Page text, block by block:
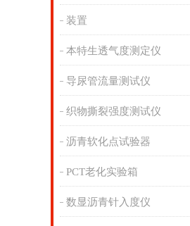
装置
本特生透气度测定仪
导尿管流量测试仪
织物撕裂强度测试仪
沥青软化点试验器
PCT老化实验箱
数显沥青针入度仪